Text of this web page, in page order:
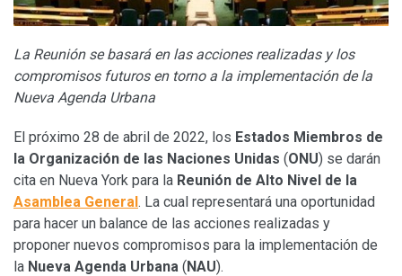
La Reunión se basará en las acciones realizadas y los
compromisos futuros en torno a la implementación de la
Nueva Agenda Urbana
El próximo 28 de abril de 2022, los Estados Miembros de
la Organización de las Naciones Unidas (ONU) se darán
cita en Nueva York para la Reunión de Alto Nivel de la
Asamblea General. La cual representará una oportunidad
para hacer un balance de las acciones realizadas y
proponer nuevos compromisos para la implementación de
la Nueva Agenda Urbana (NAU).